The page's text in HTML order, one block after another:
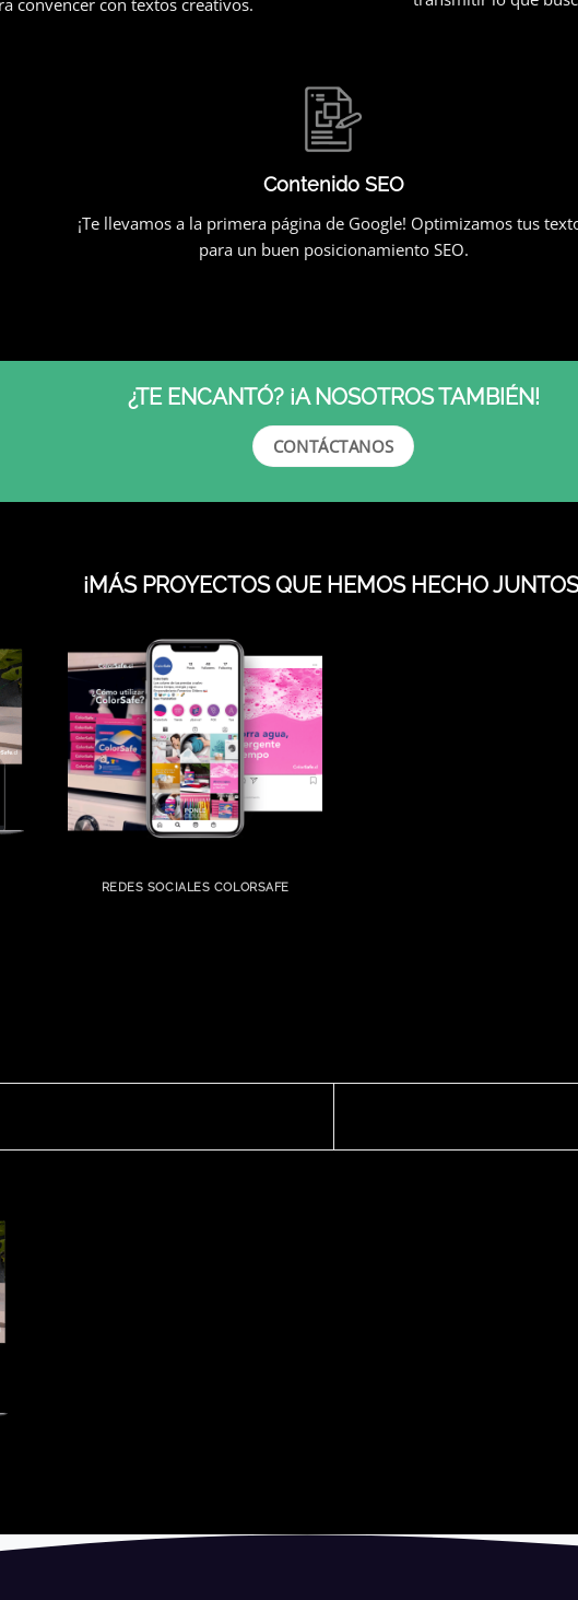
Contenido SEO
¡Te llevamos a la primera página de Google! Optimizamos tus
para un buen posicionamiento SEO.
¿TE ENCANTÓ? ¡A NOSOTROS TAMBIÉN!
CONTÁCTANOS
¡MÁS PROYECTOS QUE HEMOS HECHO
REDES SOCIALES COLORSAFE